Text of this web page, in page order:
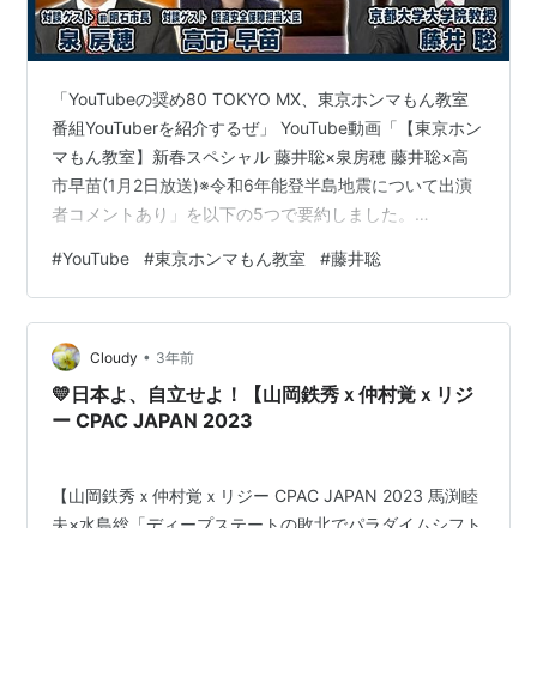
「YouTubeの奨め80 TOKYO MX、東京ホンマもん教室
番組YouTuberを紹介するぜ」 YouTube動画「【東京ホン
マもん教室】新春スペシャル 藤井聡×泉房穂 藤井聡×高
市早苗(1月2日放送)※令和6年能登半島地震について出演
者コメントあり」を以下の5つで要約しました。
番組YouTuberを紹介するぜ」 日本の未来を占うという壮
大なテーマの下、藤井聡氏が泉房穂氏（前明石市長）、
高市早苗氏（経済安保担当大臣）と共に、90分にわたり
深い議論を展開したYouTube動画は、見る者を惹きつけ
る内容であった。この対談では、財…
#YouTube #東京ホンマもん教室 #藤井聡
Cloudy • 3年前
💛日本よ、自立せよ！【山岡鉄秀ｘ仲村覚ｘリジ
ー CPAC JAPAN 2023